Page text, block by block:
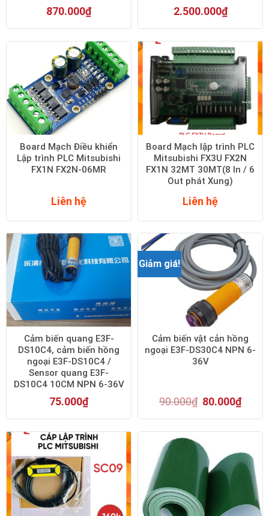
870.000₫ 2.500.000₫
Board Mạch Điều khiển
Lập trình PLC Mitsubishi
FX1N FX2N-06MR
Liên hệ
Board Mạch lập trình PLC
Mitsubishi FX3U FX2N
FX1N 32MT 30MT(8 In / 6
Out phát Xung)
Liên hệ
Cảm biến quang E3F-
DS10C4, cảm biến hồng
ngoại E3F-DS10C4 /
Sensor quang E3F-
DS10C4 10CM NPN 6-36V
75.000₫
Giảm giá!
Cảm biến vật cản hồng
ngoại E3F-DS30C4 NPN 6-
36V
90.000₫ 80.000₫